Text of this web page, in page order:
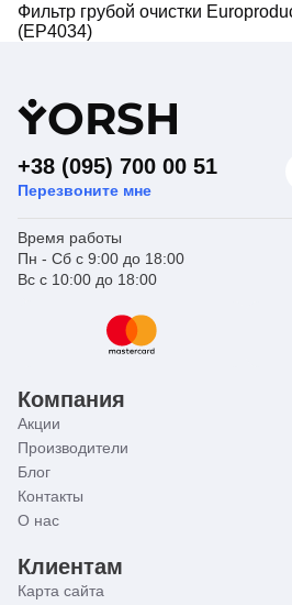
Фильтр грубой очистки
(EP4034)
YORSH
+38 (095) 700 00 51
Перезвоните мне
Время работы
Пн - Сб с 9:00 до 18:00
Вс с 10:00 до 18:00
Компания
Акции
Производители
Блог
Контакты
О нас
Клиентам
Карта сайта